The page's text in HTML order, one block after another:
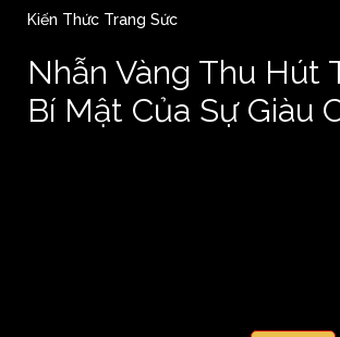
Kiến Thức Trang Sức
Nhẫn Vàng Thu Hút
Bí Mật Của Sự Giàu